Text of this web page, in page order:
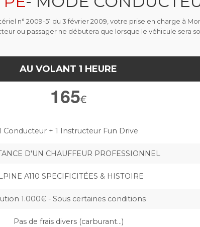
n° 2009-51 du 3 février 2009, votre prise en charge à
ou passager ne débutera que lorsque le véhicule sera
AU VOLANT 1 HEURE
165€
Conducteur + 1 Instructeur Fun Drive
D'UN CHAUFFEUR PROFESSIONNEL
A110 SPECIFICITÉES & HISTOIRE
1.000€ - Sous certaines conditions
Pas de frais divers (carburant…)